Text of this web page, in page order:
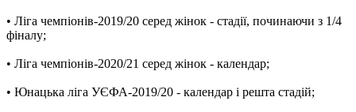
• Ліга чемпіонів-2019/20 серед жінок - стадії, починаючи з 1/4
фіналу;
• Ліга чемпіонів-2020/21 серед жінок - календар;
• Юнацька ліга УЄФА-2019/20 - календар і решта стадій;